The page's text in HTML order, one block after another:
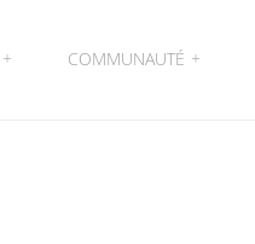
+ COMMUNAUTÉ +